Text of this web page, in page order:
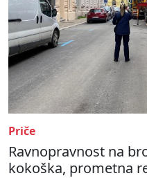
Priče
Ravnopravnost na
kokoška, prometna